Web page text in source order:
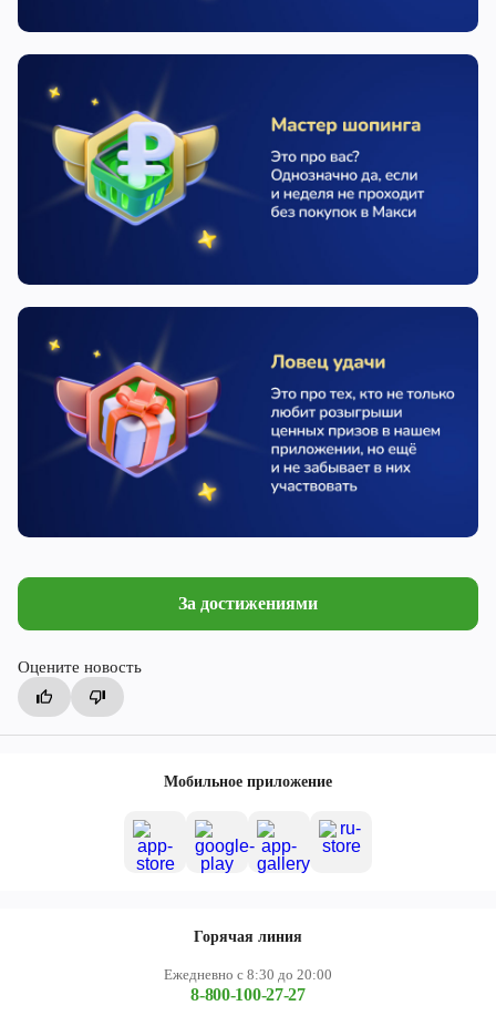
За достижениями
Оцените новость
Мобильное приложение
Горячая линия
Ежедневно с 8:30 до 20:00
8-800-100-27-27